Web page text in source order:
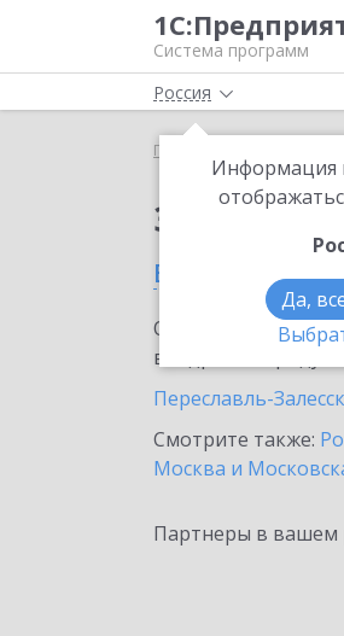
Система программ
Россия
Информация
Да,
Главная
Заказать
в Рыбинске
Ознакомьтесь с
внедрение продукта.
Переславль-
Смотрите также:
Москва и
Партнеры в вашем